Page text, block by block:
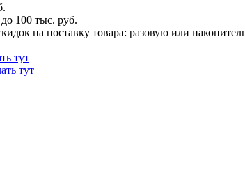
100 тыс. руб.
на поставку товара: разовую или
тут
тут